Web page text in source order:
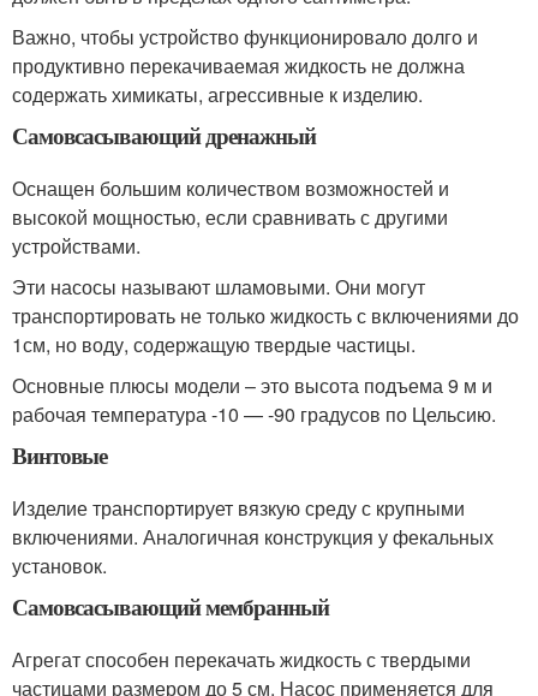
Важно, чтобы устройство функционировало долго и
продуктивно перекачиваемая жидкость не должна
содержать химикаты, агрессивные к изделию.
Самовсасывающий дренажный
Оснащен большим количеством возможностей и
высокой мощностью, если сравнивать с другими
устройствами.
Эти насосы называют шламовыми. Они могут
транспортировать не только жидкость с включениями до
1см, но воду, содержащую твердые частицы.
Основные плюсы модели – это высота подъема 9 м и
рабочая температура -10 — -90 градусов по Цельсию.
Винтовые
Изделие транспортирует вязкую среду с крупными
включениями. Аналогичная конструкция у фекальных
установок.
Самовсасывающий мембранный
Агрегат способен перекачать жидкость с твердыми
частицами размером до 5 см. Насос применяется для